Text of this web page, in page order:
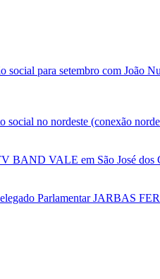
para setembro com João
no nordeste (conexão
VALE em São José dos
Parlamentar JARBAS